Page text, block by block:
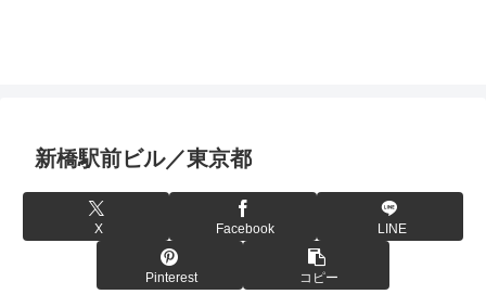
新橋駅前ビル／東京都
X Facebook LINE
Pinterest コピー